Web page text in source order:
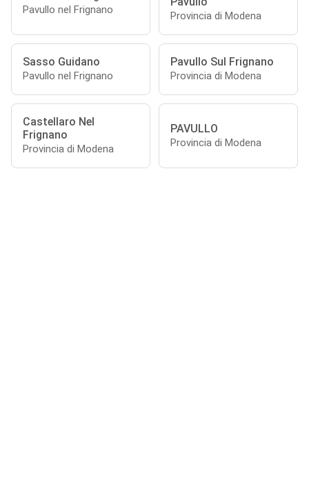
Pavullo nel Frignano
Provincia di Modena
Sasso Guidano
Pavullo nel Frignano
Pavullo Sul Frignano
Provincia di Modena
Castellaro Nel
Frignano
Provincia di Modena
PAVULLO
Provincia di Modena